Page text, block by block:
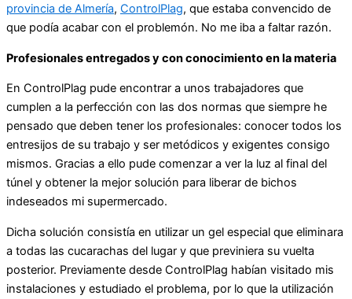
provincia de Almería, ControlPlag, que estaba convencido de
que podía acabar con el problemón. No me iba a faltar razón.
Profesionales entregados y con conocimiento en la materia
En ControlPlag pude encontrar a unos trabajadores que
cumplen a la perfección con las dos normas que siempre he
pensado que deben tener los profesionales: conocer todos los
entresijos de su trabajo y ser metódicos y exigentes consigo
mismos. Gracias a ello pude comenzar a ver la luz al final del
túnel y obtener la mejor solución para liberar de bichos
indeseados mi supermercado.
Dicha solución consistía en utilizar un gel especial que eliminara
a todas las cucarachas del lugar y que previniera su vuelta
posterior. Previamente desde ControlPlag habían visitado mis
instalaciones y estudiado el problema, por lo que la utilización